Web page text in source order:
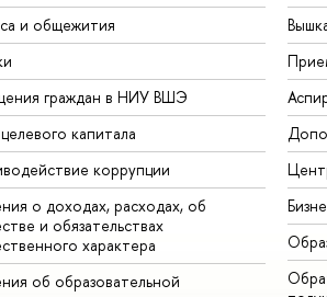
и общежития
граждан в НИУ ВШЭ
капитала
коррупции
о доходах, расходах, об
и обязательствах
характера
об образовательной